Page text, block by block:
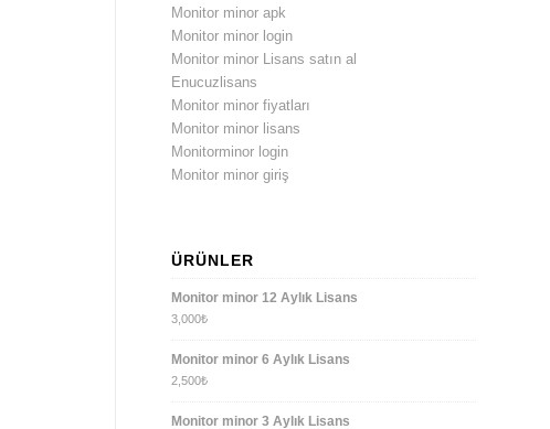
Monitor minor apk
Monitor minor login
Monitor minor Lisans satın al
Enucuzlisans
Monitor minor fiyatları
Monitor minor lisans
Monitorminor login
Monitor minor giriş
ÜRÜNLER
Monitor minor 12 Aylık Lisans
3,000₺
Monitor minor 6 Aylık Lisans
2,500₺
Monitor minor 3 Aylık Lisans